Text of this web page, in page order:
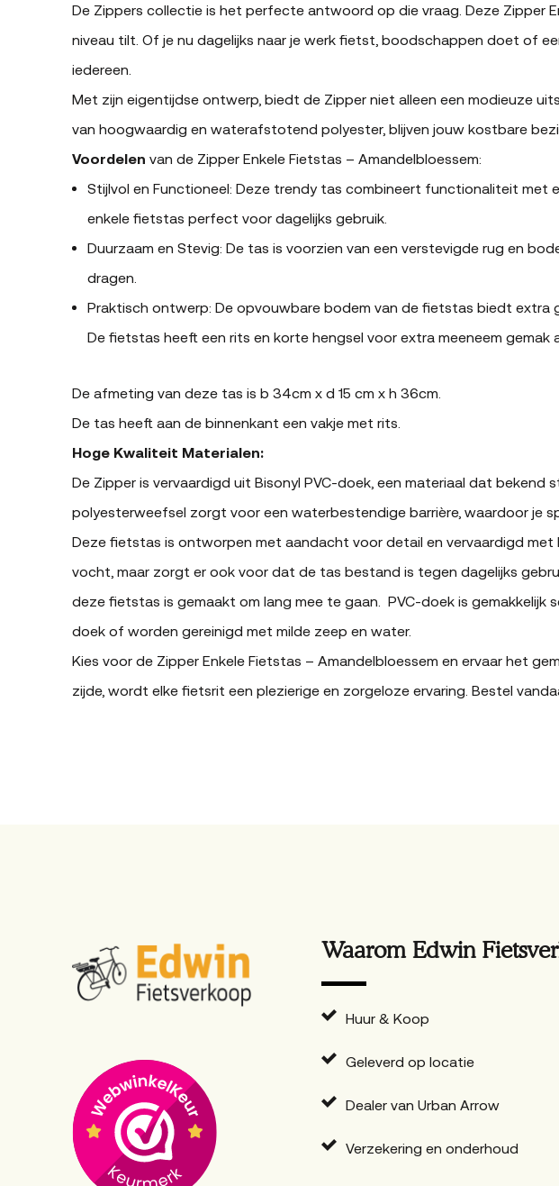
De Zippers collectie is het perfecte antwoord op die vraag. Deze Zipper
niveau tilt. Of je nu dagelijks naar je werk fietst, boodschappen doet of
iedereen.
Met zijn eigentijdse ontwerp, biedt de Zipper niet alleen een modieuze
van hoogwaardig en waterafstotend polyester, blijven jouw kostbare
Voordelen van de Zipper Enkele Fietstas – Amandelbloessem:
Stijlvol en Functioneel: Deze trendy tas combineert functionaliteit met
enkele fietstas perfect voor dagelijks gebruik.
Duurzaam en Stevig: De tas is voorzien van een verstevigde rug en
dragen.
Praktisch ontwerp: De opvouwbare bodem van de fietstas biedt extra
De fietstas heeft een rits en korte hengsel voor extra meeneem gemak
De afmeting van deze tas is b 34cm x d 15 cm x h 36cm.
De tas heeft aan de binnenkant een vakje met rits.
Hoge Kwaliteit Materialen:
De Zipper is vervaardigd uit Bisonyl PVC-doek, een materiaal dat
polyesterweefsel zorgt voor een waterbestendige barrière, waardoor je
Deze fietstas is ontworpen met aandacht voor detail en vervaardigd
vocht, maar zorgt er ook voor dat de tas bestand is tegen dagelijks
deze fietstas is gemaakt om lang mee te gaan. PVC-doek is
doek of worden gereinigd met milde zeep en water.
Kies voor de Zipper Enkele Fietstas – Amandelbloessem en ervaar het
zijde, wordt elke fietsrit een plezierige en zorgeloze ervaring. Bestel
Waarom Edwin
Huur & Koop
Geleverd op locatie
Dealer van Urban Arrow
Verzekering en onderhoud